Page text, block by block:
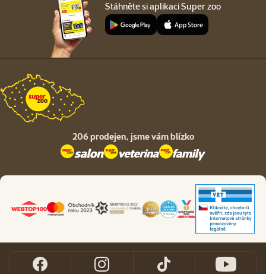
Stáhněte si aplikaci Super zoo
206 prodejen, jsme vám blízko